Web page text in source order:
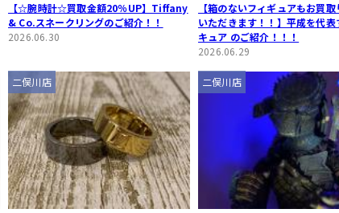
【☆腕時計☆買取金額20％UP】Tiffany
& Co.スネークリングのご紹介！！
2026.06.30
【箱のないフィギュアもお買取
いただきます！！】平成を代表
キュア のご紹介！！！
2026.06.29
二俣川店 二俣川店